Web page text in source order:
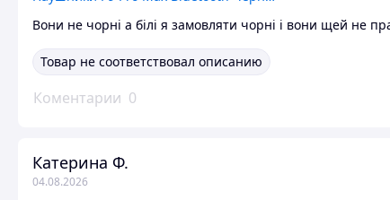
Вони не чорні а білі я замовляти чорні і вони щей не
Товар не соответствовал описанию
Коментарии 0
Катерина Ф.
04.08.2026